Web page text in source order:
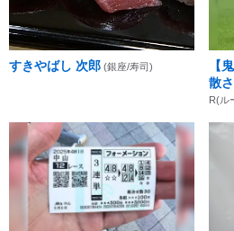
すきやばし 次郎 (銀座/寿司)
【
散
R(ル